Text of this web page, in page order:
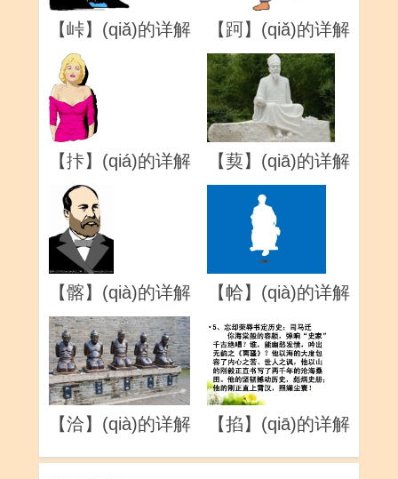
【峠】(qiǎ)的详解 【跒】(qiǎ)的详解
【拤】(qiá)的详解 【葜】(qiā)的详解
【髂】(qià)的详解 【帢】(qià)的详解
【洽】(qià)的详解 【掐】(qiā)的详解